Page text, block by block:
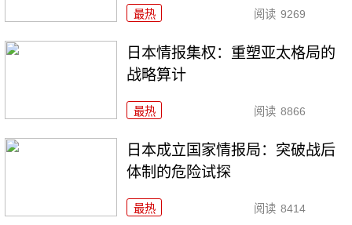
最热 阅读 9269
日本情报集权：重塑亚太格局的
战略算计
最热 阅读 8866
日本成立国家情报局：突破战后
体制的危险试探
最热 阅读 8414